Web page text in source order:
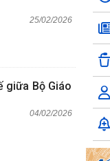
25/02/2026
giữa Bộ Giáo
04/02/2026